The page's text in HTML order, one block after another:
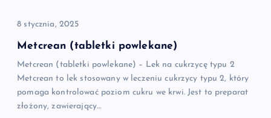
p
s
u
8 stycznia, 2025
Metcrean (tabletki powlekane)
Metcrean (tabletki powlekane) – Lek na cukrzycę typu 2
Metcrean to lek stosowany w leczeniu cukrzycy typu 2, który
pomaga kontrolować poziom cukru we krwi. Jest to preparat
złożony, zawierający…